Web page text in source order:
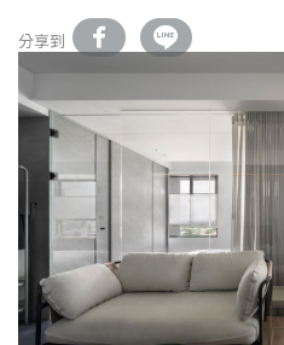
分享到